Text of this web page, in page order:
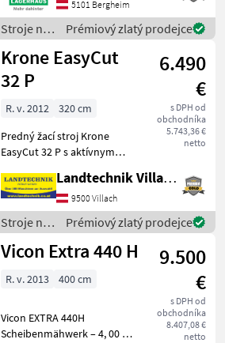
bekanntzugeben, um
ausreichend Zeit für die
Beratung und eventuell ein
5101 Bergheim
Stroje na
zber
objemových
krmív /
Krone
Prémiový zlatý prodejce
Krone EasyCut
32 P
6.490
€
s DPH od
obchodníka
5.743,36 €
netto
R. v. 2012
320 cm
Predný žací stroj Krone
EasyCut 32 P s aktívnym
držiak pre trojuholníkový
záves Weiste,
rýchloupínanie nožov, s
poistkou proti preťaženiu S
Landtechnik Villach GmbH
9500 Villach
Stroje na
zber
objemových
Krone
Prémiový zlatý prodejce
Vicon Extra 440 H
9.500
€
s DPH od
obchodníka
8.407,08 €
netto
R. v. 2013 400 cm
Vicon EXTRA 440H
Scheibenmähwerk – 4, 00 m